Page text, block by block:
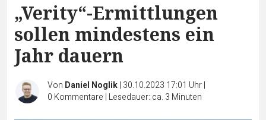
„Verity“-Ermittlungen
sollen mindestens ein
Jahr dauern
Von Daniel Noglik| 30.10.2023 17:01 Uhr|
0 Kommentare | Lesedauer: ca. 3 Minuten